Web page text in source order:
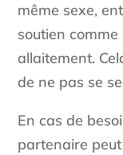
même sexe,
soutien
allaitement.
de ne pas se
En cas de
partenaire